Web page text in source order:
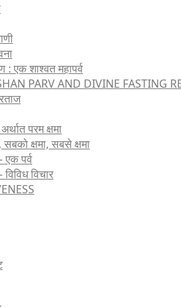
: एक शाश्वत महापर्व
PARV AND DIVINE FASTING
परम क्षमा
सबको क्षमा, सबसे क्षमा
एक पर्व
विविध विचार